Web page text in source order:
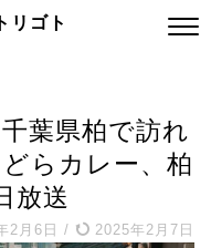
リゴト
葉県柏で訪れ
らカレー、柏
放送
2月6日 / 2025年2月7日